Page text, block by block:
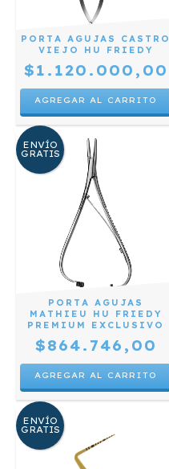
PORTA AGUJAS CASTRO
VIEJO HU FRIEDY
$1.120.000,00
ENVÍO
GRATIS
PORTA AGUJAS
MATHIEU HU FRIEDY
PREMIUM EXCLUSIVO
$864.746,00
ENVÍO
GRATIS